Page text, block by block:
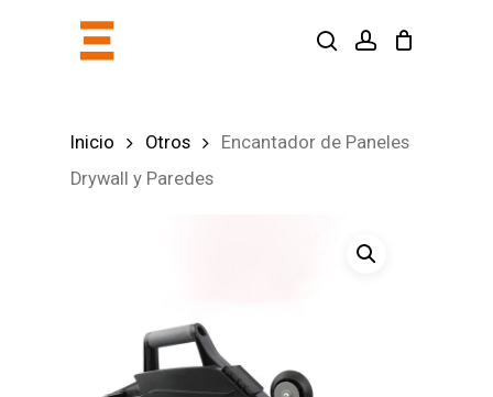
searchaccount
Inicio Otros
Encantador de Paneles
Drywall y Paredes